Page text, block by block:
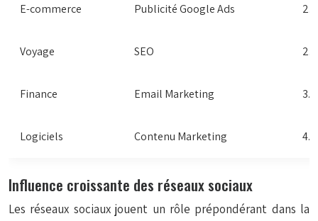
E-commerce Publicité Google Ads 2.7
Voyage SEO 2.0
Finance Email Marketing 3.2
Logiciels Contenu Marketing 4.2
Influence croissante des réseaux sociaux
Les réseaux sociaux jouent un rôle prépondérant dans la